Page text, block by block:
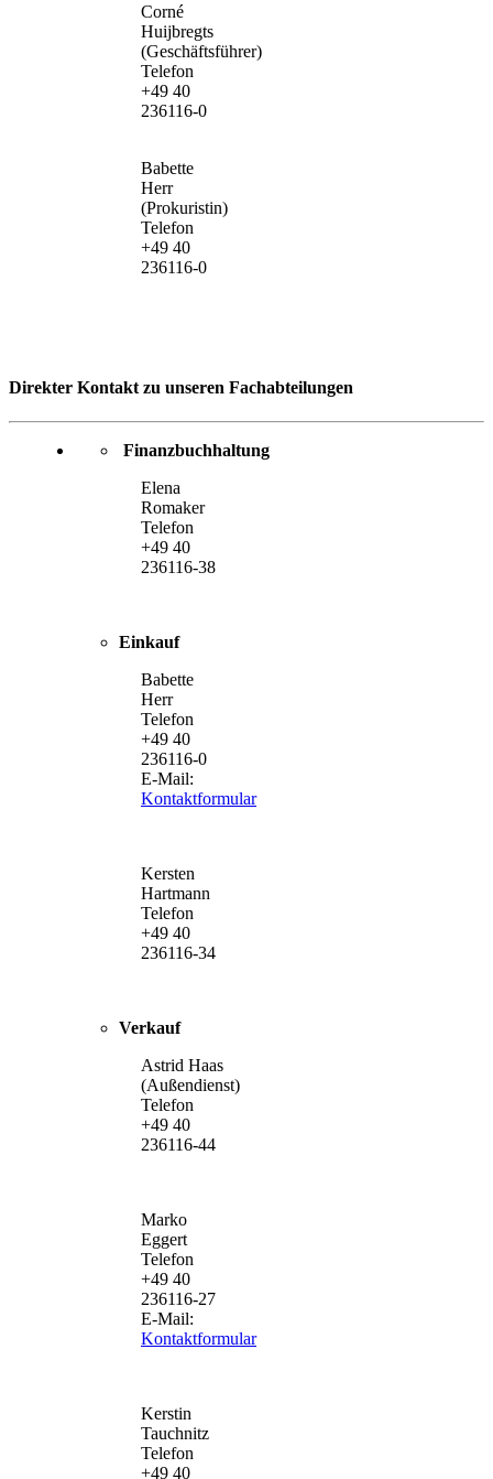
Corné
Huijbregts
(Geschäftsführer)
Telefon
+49 40
236116-0
Babette
Herr
(Prokuristin)
Telefon
+49 40
236116-0
Direkter Kontakt zu unseren Fachabteilungen
Finanzbuchhaltung
Elena
Romaker
Telefon
+49 40
236116-38
Einkauf
Babette
Herr
Telefon
+49 40
236116-0
E-Mail:
Kontaktformular
Kersten
Hartmann
Telefon
+49 40
236116-34
Verkauf
Astrid Haas
(Außendienst)
Telefon
+49 40
236116-44
Marko
Eggert
Telefon
+49 40
236116-27
E-Mail:
Kontaktformular
Kerstin
Tauchnitz
Telefon
+49 40